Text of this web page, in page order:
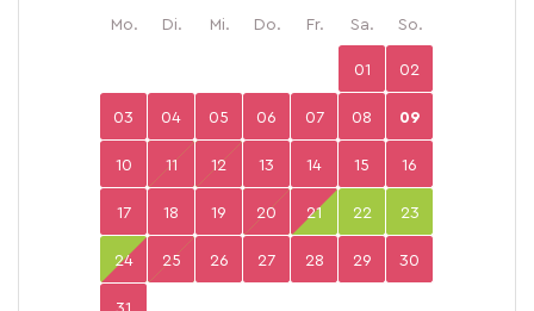
Mo. Di. Mi. Do. Fr. Sa. So.
01 02
03 04 05 06 07 08 09
10 11 12 13 14 15 16
17 18 19 20 21 22 23
24 25 26 27 28 29 30